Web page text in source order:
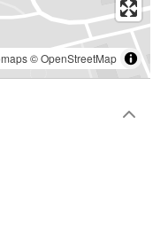
©OpenStreetMap